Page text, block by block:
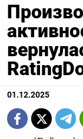
01.12.2025